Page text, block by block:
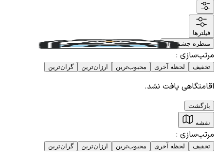
فیلترها
منظره چشم نواز
مرتب‌سازی :
تخفیف لحظه آخری محبوب‌ترین ارزان‌ترین گران‌ترین
اقامتگاهی یافت نشد.
بازگشت
نقشه
مرتب‌سازی :
تخفیف لحظه آخری محبوب‌ترین ارزان‌ترین گران‌ترین